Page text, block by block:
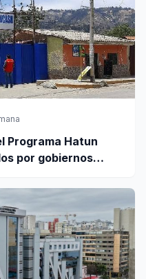
Programa Hatun
por gobiernos